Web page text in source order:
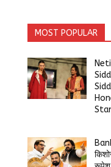
MOST POPULAR